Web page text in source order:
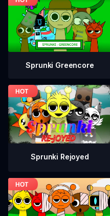
Sprunki Greencore
Sprunki Rejoyed